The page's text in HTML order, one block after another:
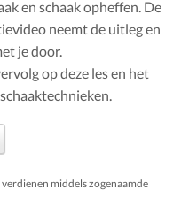
en schaak opheffen. De
neemt de uitleg en
je door.
op deze les en het
middels zogenaamde